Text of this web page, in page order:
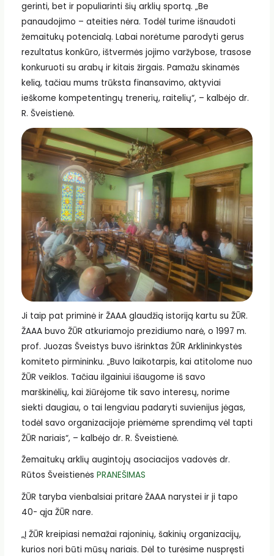
gerinti, bet ir populiarinti šių arklių sportą. „Be
panaudojimo – ateities nėra. Todėl turime išnaudoti
žemaitukų potencialą. Labai norėtume parodyti gerus
rezultatus konkūro, ištvermės jojimo varžybose, trasose
konkuruoti su arabų ir kitais žirgais. Pamažu skinamės
kelią, tačiau mums trūksta finansavimo, aktyviai
ieškome kompetentingų trenerių, raitelių“, – kalbėjo dr.
R. Šveistienė.
Ji taip pat priminė ir ŽAAA glaudžią istoriją kartu su ŽŪR.
ŽAAA buvo ŽŪR atkuriamojo prezidiumo narė, o 1997 m.
prof. Juozas Šveistys buvo išrinktas ŽŪR Arklininkystės
komiteto pirmininku. „Buvo laikotarpis, kai atitolome nuo
ŽŪR veiklos. Tačiau ilgainiui išaugome iš savo
marškinėlių, kai žiūrėjome tik savo interesų, norime
siekti daugiau, o tai lengviau padaryti suvienijus jėgas,
todėl savo organizacijoje priėmėme sprendimą vėl tapti
ŽŪR nariais“, – kalbėjo dr. R. Šveistienė.
Žemaitukų arklių augintojų asociacijos vadovės dr.
Rūtos Šveistienės PRANEŠIMAS
ŽŪR taryba vienbalsiai pritarė ŽAAA narystei ir ji tapo
40- ąja ŽŪR nare.
„Į ŽŪR kreipiasi nemažai rajoninių, šakinių organizacijų,
kurios nori būti mūsų nariais. Dėl to turėsime nuspręsti